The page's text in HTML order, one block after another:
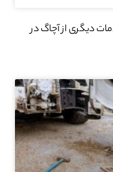
دیگری از آچاگ در